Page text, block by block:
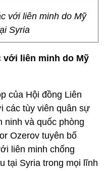
với liên minh do Mỹ
Syria
với liên minh do Mỹ
của Hội đồng Liên
các tùy viên quân sự
ninh và quốc phòng
Ozerov tuyên bố
liên minh chống
tại Syria trong mọi lĩnh